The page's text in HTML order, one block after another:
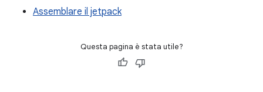
Assemblare il jetpack
Questa pagina è stata utile?